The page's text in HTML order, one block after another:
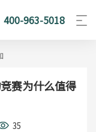
400-963-5018
赛为什么值得
35